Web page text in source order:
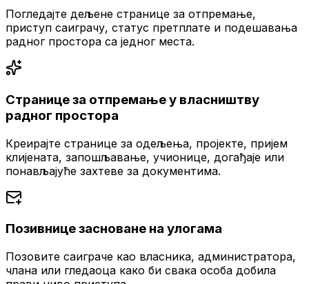
Погледајте дељене странице за отпремање,
приступ саиграчу, статус претплате и подешавања
радног простора са једног места.
Странице за отпремање у власништву
радног простора
Креирајте странице за одељења, пројекте, пријем
клијената, запошљавање, учионице, догађаје или
понављајуће захтеве за документима.
Позивнице засноване на улогама
Позовите саиграче као власника, администратора,
члана или гледаоца како би свака особа добила